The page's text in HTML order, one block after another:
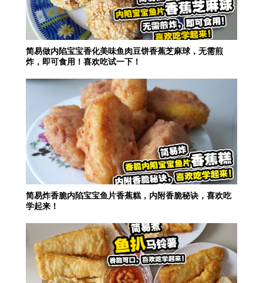
简易做内陷宝宝香化美味鱼肉豆饼香蕉芝麻球，无需煎
炸，即可食用！喜欢吃试一下！
简易炸香脆内陷宝宝鱼片香蕉糕，内附香脆秘诀，喜欢吃
学起来！